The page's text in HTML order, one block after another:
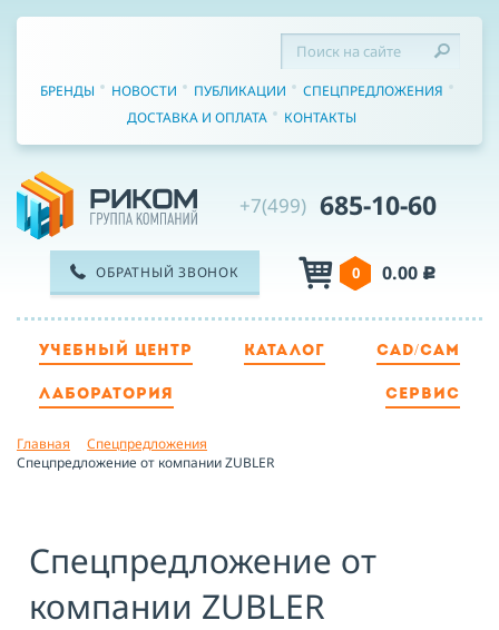
БРЕНДЫ НОВОСТИ ПУБЛИКАЦИИ
СПЕЦПРЕДЛОЖЕНИЯ
ДОСТАВКА И ОПЛАТА
КОНТАКТЫ
+7(499) 685-10-60
ОБРАТНЫЙ ЗВОНОК 0 0.00 c
ИМЯ
ознакомление сполитикой
конфиденциальности
и даю согласие
наобработку персональных данных
УЧЕБНЫЙ ЦЕНТР КАТАЛОГ CAD/CAM
ЛАБОРАТОРИЯ СЕРВИС
Главная
Спецпредложения
Спецпредложение от компании ZUBLER
Спецпредложение от
компании ZUBLER